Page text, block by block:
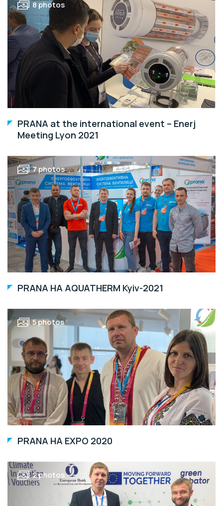
8 photos
PRANA at the international event – Enerj
Meeting Lyon 2021
7 photos
PRANA НА AQUATHERM Kyiv-2021
5 photos
PRANA НА EXPO 2020
2 photos